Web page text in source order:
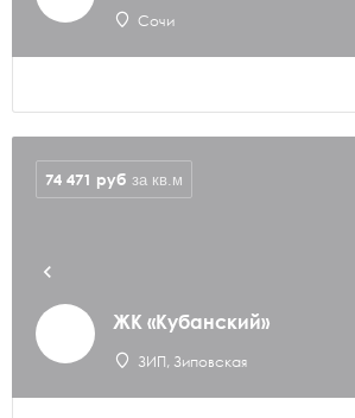
Сочи
ЖК «Кубанский»
ЗИП, Зиповская
74 471 руб за кв.м